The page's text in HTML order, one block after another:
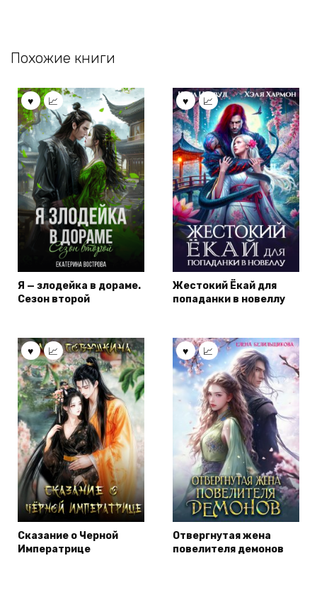
Похожие книги
Я — злодейка в дораме.
Сезон второй
Жестокий Ёкай для
попаданки в новеллу
Сказание о Черной
Императрице
Отвергнутая жена
повелителя демонов